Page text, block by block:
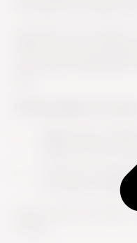
entusiastisk, smilende
Jeg ender med at købe
derfra med en
mens jeg samtidig tager
sælge mig et
endda et brand,
få mig til at bruge
for samme produkt?
Jeg har siden overvejet,